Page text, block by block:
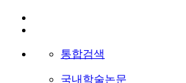
통합검색
국내학술논문